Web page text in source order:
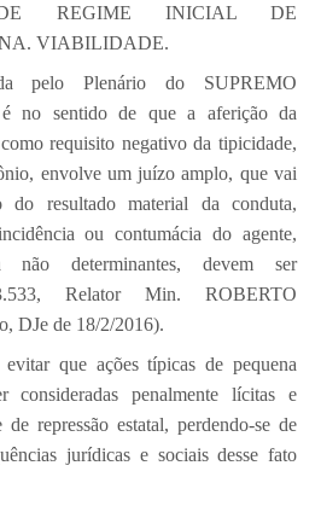
DE REGIME INICIAL DE
VIABILIDADE.
pelo Plenário do SUPREMO
no sentido de que a aferição da
requisito negativo da tipicidade,
envolve um juízo amplo, que vai
do resultado material da conduta,
ou contumácia do agente,
não determinantes, devem ser
Relator Min. ROBERTO
DJe de 18/2/2016).
que ações típicas de pequena
consideradas penalmente lícitas e
repressão estatal, perdendo-se de
jurídicas e sociais desse fato